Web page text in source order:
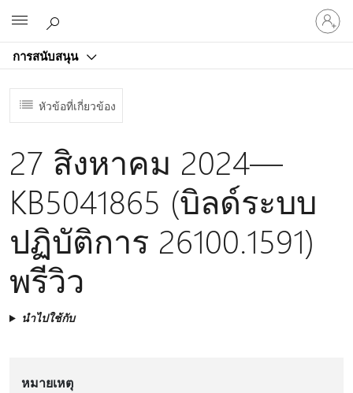
การสนับสนุน
ลงชื่อ
เข้า
บัญชี
หัวข้อที่เกี่ยวข้อง
27 สิงหาคม 2024—
KB5041865 (บิลด์ระบบ
ปฏิบัติการ 26100.1591)
พรีวิว
นำไปใช้กับ
หมายเหตุ